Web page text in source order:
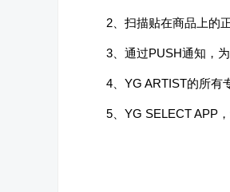
2、扫描贴在商品上的
3、通过PUSH通知，
4、YG ARTIST的所有
5、YG SELECT APP